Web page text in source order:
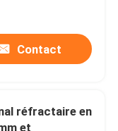
Contact
réfractaire en
et